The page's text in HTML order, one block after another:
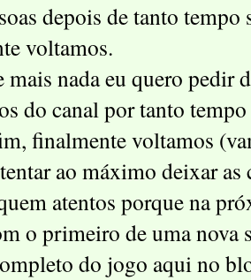
depois de tanto
voltamos.
mais nada eu quero pedir
do canal por tanto
finalmente voltamos
ao máximo deixar as
atentos porque na
o primeiro de uma nova
do jogo aqui no